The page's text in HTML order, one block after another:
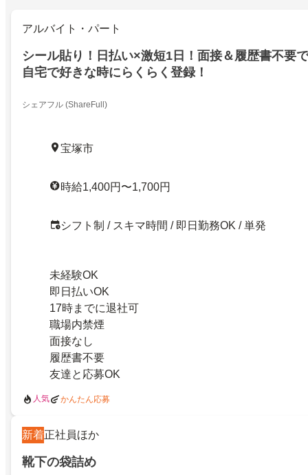
アルバイト・パート
シール貼り！日払い×激短1日！面接＆履歴書不要
自宅で好きな時にらくらく登録！
シェアフル (ShareFull)
宝塚市
時給1,400円〜1,700円
シフト制 / スキマ時間 / 即日勤務OK / 単発
未経験OK
即日払いOK
17時までに退社可
職場内禁煙
面接なし
履歴書不要
友達と応募OK
人気 かんたん応募
新着正社員ほか
靴下の袋詰め